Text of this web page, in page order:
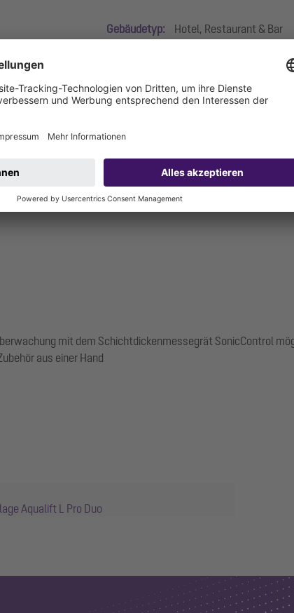
Gebäudetyp: Hotel, Restaurant & Bar
Abscheidetechnik,
grünen Wiesen und dem blauen Meer. An diesem Ort
gehört zu den Green Key zertifizierten Hotels, die
mit dem Schichtdickenmessegrät SonicControl
aus einer Hand
Aqualift L Pro Duo